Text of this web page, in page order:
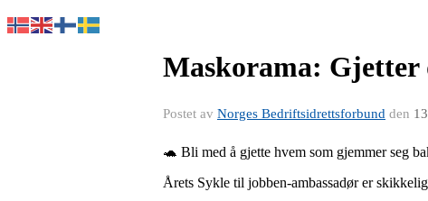
Maskorama: Gjetter
Postet av Norges Bedriftsidrettsforbund den
🐢 Bli med å gjette hvem som gjemmer seg
Årets Sykle til jobben-ambassadør er